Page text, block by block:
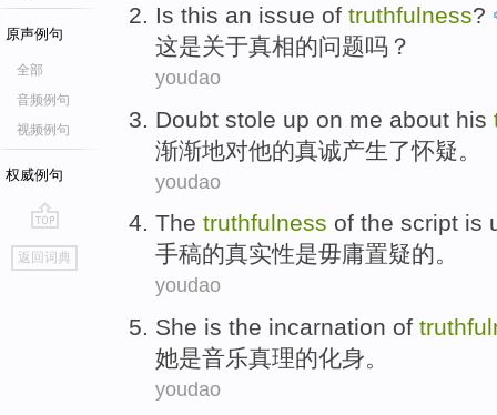
原声例句
全部
音频例句
视频例句
权威例句
go
top
返回词典
Is this an issue of truthfulness?
这是关于真相的问题吗？
youdao
Doubt stole up on me about his
渐渐地对他的真诚产生了怀疑 。
youdao
The truthfulness of the script is
手稿的真实性是毋庸置疑的。
youdao
She is the incarnation of
她是音乐真理的化身。
youdao